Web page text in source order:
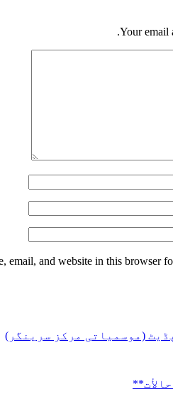
Your email
email, and website in this browser
(موسمیاتی مرکز سرینگر)